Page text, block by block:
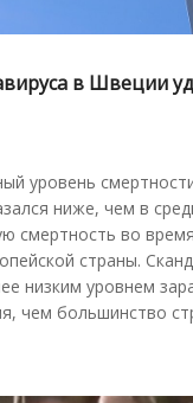
в Швеции
уровень
ниже, чем в
смертность во
страны.
низким уровнем
чем большинство